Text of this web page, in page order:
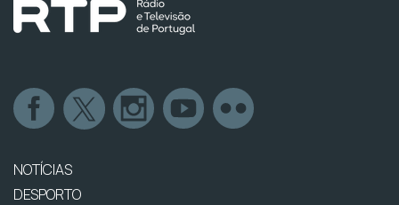
NOTÍCIAS
DESPORTO